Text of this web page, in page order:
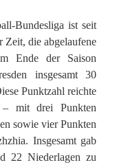
Bundesliga ist seit
Zeit, die abgelaufene
Ende der Saison
insgesamt 30
Punktzahl reichte
mit drei Punkten
sowie vier Punkten
Insgesamt gab
22 Niederlagen zu